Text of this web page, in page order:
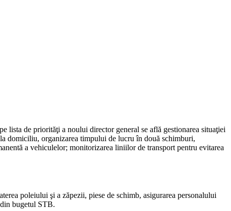
lista de priorităţi a noului director general se află gestionarea situaţiei
domiciliu, organizarea timpului de lucru în două schimburi,
a vehiculelor; monitorizarea liniilor de transport pentru evitarea
poleiului şi a zăpezii, piese de schimb, asigurarea personalului
bugetul STB.